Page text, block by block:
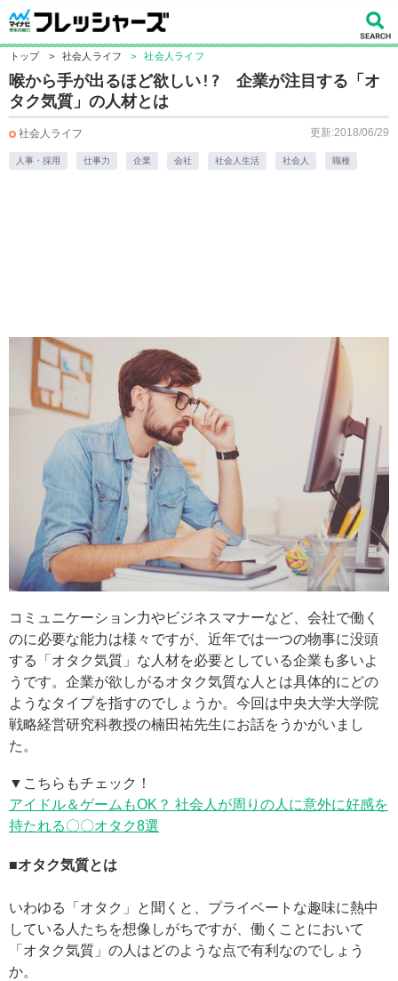
トップ > 社会人ライフ > 社会人ライフ
喉から手が出るほど欲しい!? 企業が注目する「オ
タク気質」の人材とは
社会人ライフ 更新:2018/06/29
人事・採用 仕事力 企業 会社 社会人生活 社会人 職種
コミュニケーション力やビジネスマナーなど、会社で働く
のに必要な能力は様々ですが、近年では一つの物事に没頭
する「オタク気質」な人材を必要としている企業も多いよ
うです。企業が欲しがるオタク気質な人とは具体的にどの
ようなタイプを指すのでしょうか。今回は中央大学大学院
戦略経営研究科教授の楠田祐先生にお話をうかがいまし
た。
▼こちらもチェック！
アイドル＆ゲームもOK？ 社会人が周りの人に意外に好感を
持たれる〇〇オタク8選
■オタク気質とは
いわゆる「オタク」と聞くと、プライベートな趣味に熱中
している人たちを想像しがちですが、働くことにおいて
「オタク気質」の人はどのような点で有利なのでしょう
か。